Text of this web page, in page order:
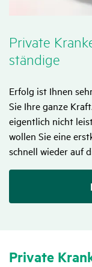
Private
stän­dige
Erfolg ist Ihnen
Sie Ihre ganze
eigentlich nicht
wollen Sie eine
schnell wieder auf
Private